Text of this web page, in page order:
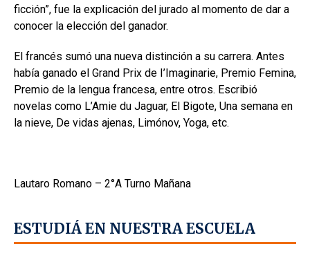
ficción”, fue la explicación del jurado al momento de dar a
conocer la elección del ganador.
El francés sumó una nueva distinción a su carrera. Antes
había ganado el Grand Prix de I’Imaginarie, Premio Femina,
Premio de la lengua francesa, entre otros. Escribió
novelas como L’Amie du Jaguar, El Bigote, Una semana en
la nieve, De vidas ajenas, Limónov, Yoga, etc.
Lautaro Romano – 2°A Turno Mañana
ESTUDIÁ EN NUESTRA ESCUELA